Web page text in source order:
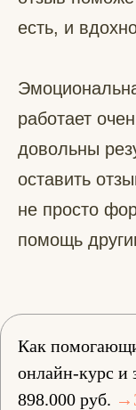
есть, и
работает
довольны
оставить
не просто
помощь
Как
онлайн-курс и
898.000 руб.